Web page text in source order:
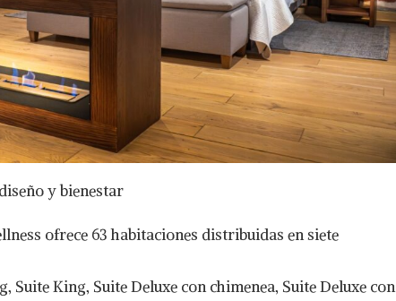
y bienestar
ofrece 63 habitaciones distribuidas en siete
Suite King, Suite Deluxe con chimenea, Suite Deluxe con